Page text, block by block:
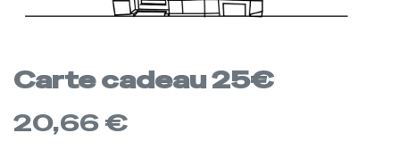
Carte cadeau 25€
20,66 €